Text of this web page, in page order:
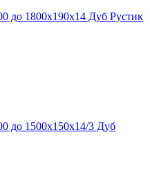
до 1800х190х14 Дуб Рустик
до 1500х150х14/3 Дуб